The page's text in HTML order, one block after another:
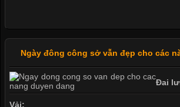
Ngày đông công sở vẫn đẹp cho các
Đai
Vải: